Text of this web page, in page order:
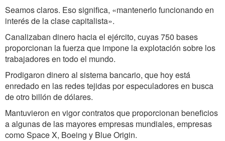
Seamos claros. Eso significa, «mantenerlo funcionando en
interés de la clase capitalista».
Canalizaban dinero hacia el ejército, cuyas 750 bases
proporcionan la fuerza que impone la explotación sobre los
trabajadores en todo el mundo.
Prodigaron dinero al sistema bancario, que hoy está
enredado en las redes tejidas por especuladores en busca
de otro billón de dólares.
Mantuvieron en vigor contratos que proporcionan beneficios
a algunas de las mayores empresas mundiales, empresas
como Space X, Boeing y Blue Origin.